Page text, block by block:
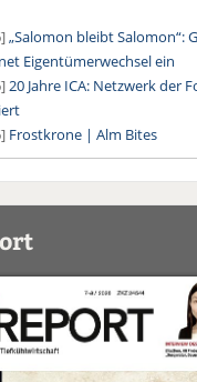
„Salomon bleibt Salomon“:
Eigentümerwechsel ein
20 Jahre ICA: Netzwerk der
Frostkrone | Alm Bites